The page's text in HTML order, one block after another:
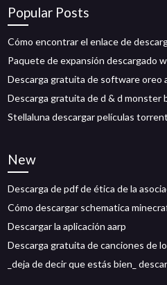
Popular Posts
Cómo encontrar el enlace de
Paquete de expansión descargado
Descarga gratuita de software oreo
Descarga gratuita de d & d monster
Stellaluna descargar películas torrent
New
Descarga de pdf de ética de la
Cómo descargar schematica
Descargar la aplicación aarp
Descarga gratuita de canciones de
_deja de decir que estás bien_